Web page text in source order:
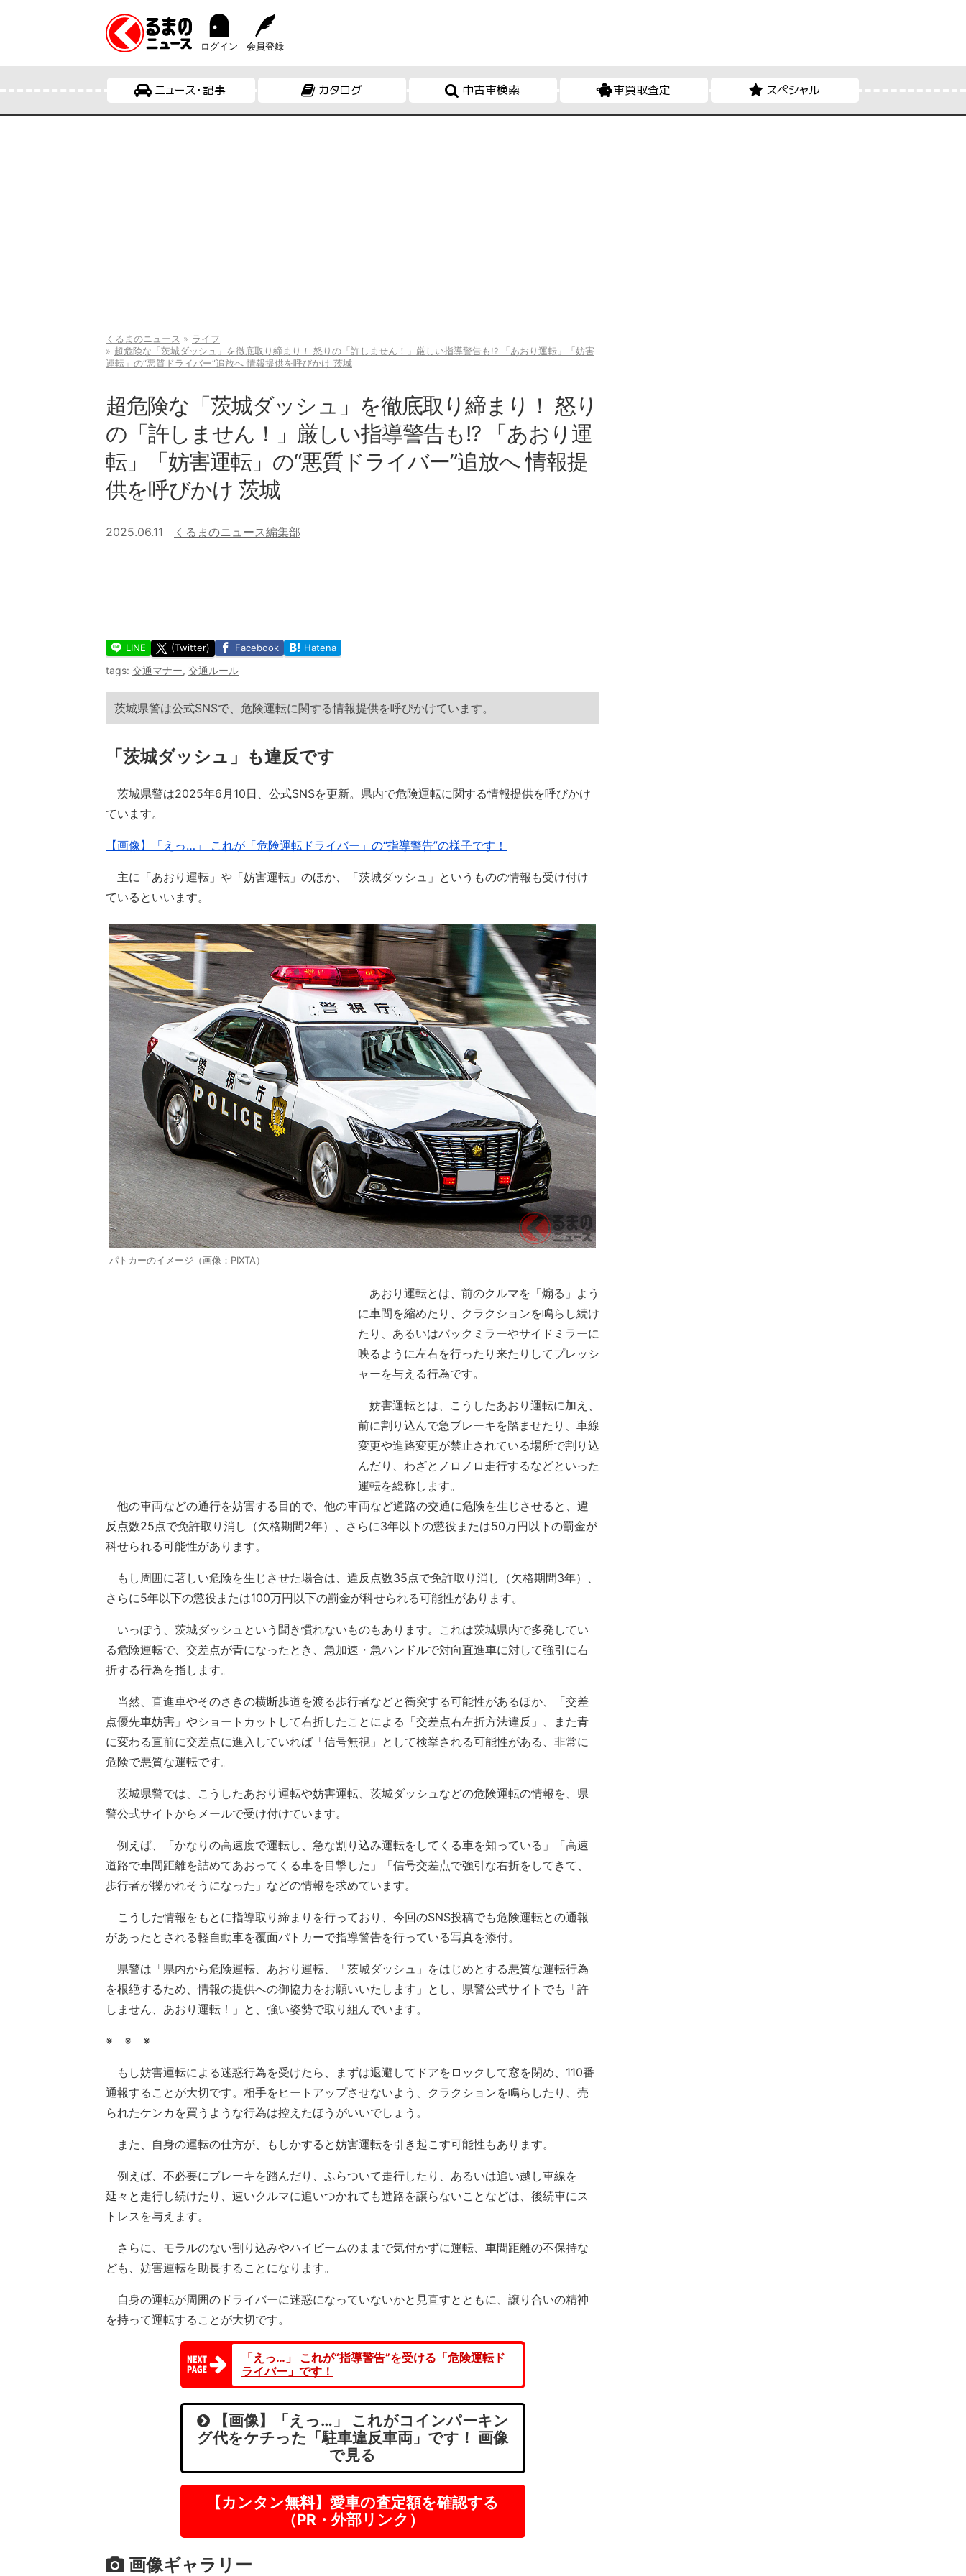
ログイン 会員登録
ニュース・記事 カタログ 中古車検索 車買取査定 スペシャル
くるまのニュース
ライフ
超危険な「茨城ダッシュ」を徹底取り締まり！ 怒りの「許しません！」厳しい指導警告も!? 「あおり運転」「妨害
運転」の“悪質ドライバー”追放へ 情報提供を呼びかけ 茨城
超危険な「茨城ダッシュ」を徹底取り締まり！ 怒り
の「許しません！」厳しい指導警告も!? 「あおり運
転」「妨害運転」の“悪質ドライバー”追放へ 情報提
供を呼びかけ 茨城
2025.06.11 くるまのニュース編集部
LINE (Twitter) Facebook Hatena
tags: 交通マナー, 交通ルール
茨城県警は公式SNSで、危険運転に関する情報提供を呼びかけています。
「茨城ダッシュ」も違反です
茨城県警は2025年6月10日、公式SNSを更新。県内で危険運転に関する情報提供を呼びかけ
ています。
【画像】「えっ…」 これが「危険運転ドライバー」の“指導警告”の様子です！
主に「あおり運転」や「妨害運転」のほか、「茨城ダッシュ」というものの情報も受け付け
ているといいます。
パトカーのイメージ（画像：PIXTA）
あおり運転とは、前のクルマを「煽る」よう
に車間を縮めたり、クラクションを鳴らし続け
たり、あるいはバックミラーやサイドミラーに
映るように左右を行ったり来たりしてプレッシ
ャーを与える行為です。
妨害運転とは、こうしたあおり運転に加え、
前に割り込んで急ブレーキを踏ませたり、車線
変更や進路変更が禁止されている場所で割り込
んだり、わざとノロノロ走行するなどといった
運転を総称します。
他の車両などの通行を妨害する目的で、他の車両など道路の交通に危険を生じさせると、違
反点数25点で免許取り消し（欠格期間2年）、さらに3年以下の懲役または50万円以下の罰金が
科せられる可能性があります。
もし周囲に著しい危険を生じさせた場合は、違反点数35点で免許取り消し（欠格期間3年）、
さらに5年以下の懲役または100万円以下の罰金が科せられる可能性があります。
いっぽう、茨城ダッシュという聞き慣れないものもあります。これは茨城県内で多発してい
る危険運転で、交差点が青になったとき、急加速・急ハンドルで対向直進車に対して強引に右
折する行為を指します。
当然、直進車やそのさきの横断歩道を渡る歩行者などと衝突する可能性があるほか、「交差
点優先車妨害」やショートカットして右折したことによる「交差点右左折方法違反」、また青
に変わる直前に交差点に進入していれば「信号無視」として検挙される可能性がある、非常に
危険で悪質な運転です。
茨城県警では、こうしたあおり運転や妨害運転、茨城ダッシュなどの危険運転の情報を、県
警公式サイトからメールで受け付けています。
例えば、「かなりの高速度で運転し、急な割り込み運転をしてくる車を知っている」「高速
道路で車間距離を詰めてあおってくる車を目撃した」「信号交差点で強引な右折をしてきて、
歩行者が轢かれそうになった」などの情報を求めています。
こうした情報をもとに指導取り締まりを行っており、今回のSNS投稿でも危険運転との通報
があったとされる軽自動車を覆面パトカーで指導警告を行っている写真を添付。
県警は「県内から危険運転、あおり運転、「茨城ダッシュ」をはじめとする悪質な運転行為
を根絶するため、情報の提供への御協力をお願いいたします」とし、県警公式サイトでも「許
しません、あおり運転！」と、強い姿勢で取り組んでいます。
※ ※ ※
もし妨害運転による迷惑行為を受けたら、まずは退避してドアをロックして窓を閉め、110番
通報することが大切です。相手をヒートアップさせないよう、クラクションを鳴らしたり、売
られたケンカを買うような行為は控えたほうがいいでしょう。
また、自身の運転の仕方が、もしかすると妨害運転を引き起こす可能性もあります。
例えば、不必要にブレーキを踏んだり、ふらついて走行したり、あるいは追い越し車線を
延々と走行し続けたり、速いクルマに追いつかれても進路を譲らないことなどは、後続車にス
トレスを与えます。
さらに、モラルのない割り込みやハイビームのままで気付かずに運転、車間距離の不保持な
ども、妨害運転を助長することになります。
自身の運転が周囲のドライバーに迷惑になっていないかと見直すとともに、譲り合いの精神
を持って運転することが大切です。
「えっ…」 これが“指導警告”を受ける「危険運転ド
ライバー」です！
【画像】「えっ…」 これがコインパーキン
グ代をケチった「駐車違反車両」です！ 画像
で見る
【カンタン無料】愛車の査定額を確認する
（PR・外部リンク）
画像ギャラリー